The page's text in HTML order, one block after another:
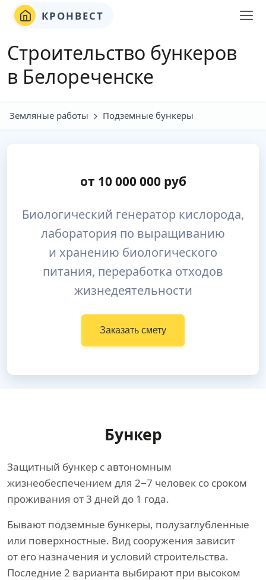
КРОНВЕСТ
Строительство бункеров
в Белореченске
Земляные работы Подземные бункеры
от 10 000 000руб
Биологический генератор кислорода,
лаборатория по выращиванию
и хранению биологического
питания, переработка отходов
жизнедеятельности
Заказать смету
Бункер
Защитный бункер с автономным
жизнеобеспечением для 2−7 человек со сроком
проживания от 3 дней до 1 года.
Бывают подземные бункеры, полузаглубленные
или поверхностные. Вид сооружения зависит
от его назначения и условий строительства.
Последние 2 варианта выбирают при высоком